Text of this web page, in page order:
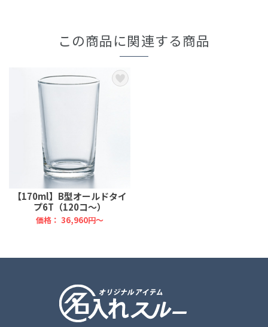
この商品に関連する商品
【170ml】B型オールドタイ
プ6T（120コ～）
価格：36,960円～